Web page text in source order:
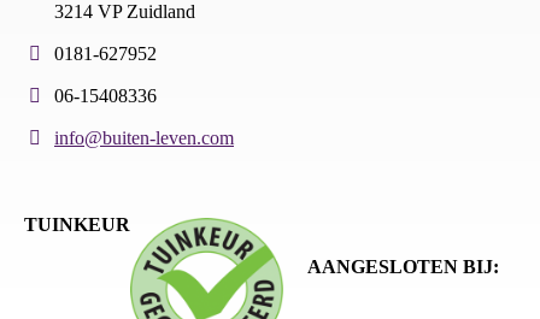
3214 VP Zuidland
0181-627952
06-15408336
info@buiten-leven.com
TUINKEUR
AANGESLOTEN BIJ: